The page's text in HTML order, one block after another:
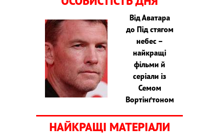
Від Аватара
до Під стягом
небес –
найкращі
фільми й
серіали із
Семом
Вортінґтоном
НАЙКРАЩІ МАТЕРІАЛИ